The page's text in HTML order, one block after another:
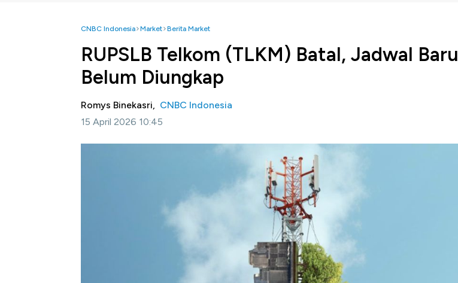
CNBC Indonesia Market Berita Market
RUPSLB Telkom (TLKM) Batal, Jadwal Baru
Belum Diungkap
Romys Binekasri, CNBC Indonesia
15 April 2026 10:45